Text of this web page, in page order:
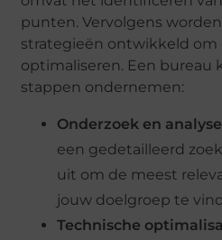
punten. Vervolgens
strategieën ontwikkeld om
optimaliseren. Een bureau
stappen ondernemen:
Onderzoek en
een gedetailleerd
uit om de meest
jouw doelgroep te
Technische